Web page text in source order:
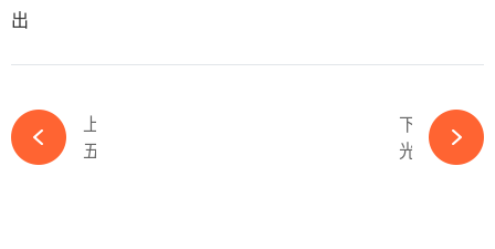
出
下一篇
光伏目标100亿！又一行业巨头拟H股上市-必赢体育官网网站